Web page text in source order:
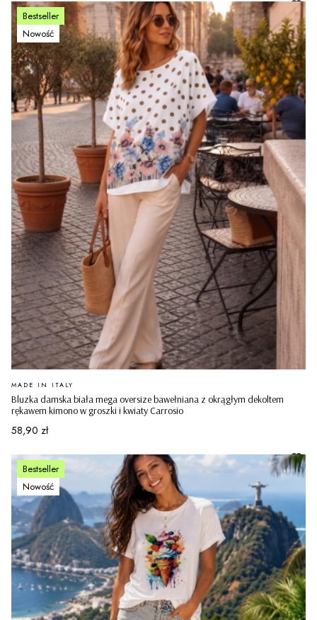
Bestseller
Nowość
Bluzka damska biała mega oversize bawełniana z okrągłym dekoltem
rękawem kimono w groszki i kwiaty Carrosio
PRODUCENT
MADE IN ITALY
Cena
58,90 zł
Bestseller
Nowość